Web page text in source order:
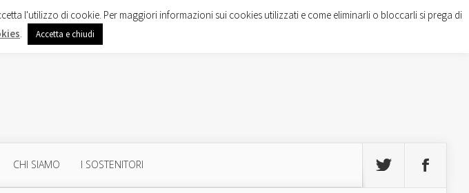
CHI SIAMO I SOSTENITORI
l'utilizzo di cookie. Per maggiori informazioni sui cookies utilizzati e come eliminarli o bloccarli si prega di
. Accetta e chiudi